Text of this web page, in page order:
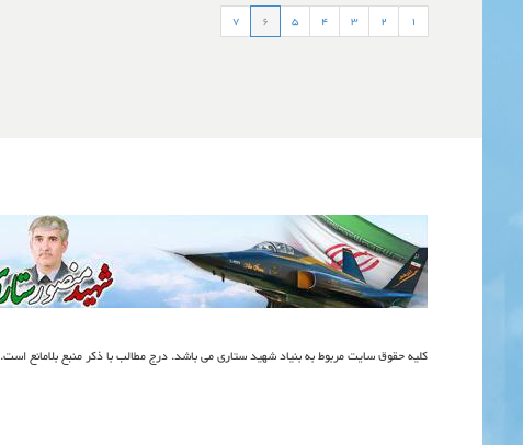
1
2
3
4
5
6
7
کلیه حقوق سایت مربوط به بنیاد شهید ستاری می باشد. درج مطالب با ذکر منبع بلامانع است.